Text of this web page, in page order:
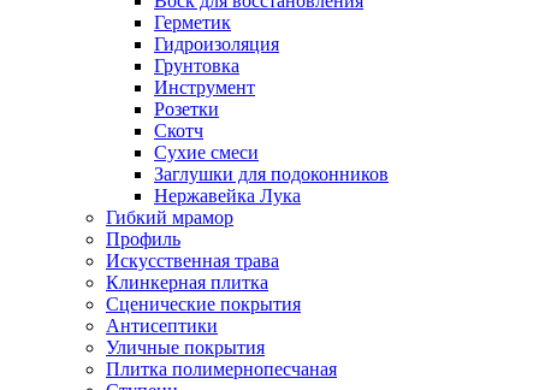
Герметик
Гидроизоляция
Грунтовка
Инструмент
Розетки
Скотч
Сухие смеси
Заглушки для подоконников
Нержавейка Лука
Гибкий мрамор
Профиль
Искусственная трава
Клинкерная плитка
Сценические покрытия
Антисептики
Уличные покрытия
Плитка полимернопесчаная